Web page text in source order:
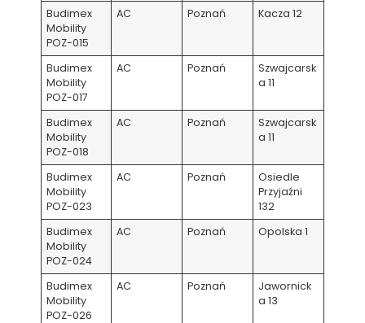
Budimex
Mobility
POZ-015
AC Poznań Kacza 12
Budimex
Mobility
POZ-017
AC Poznań
Szwajcarsk
a 11
Budimex
Mobility
POZ-018
AC Poznań
Szwajcarsk
a 11
Budimex
Mobility
POZ-023
AC Poznań
Osiedle
Przyjaźni
132
Budimex
Mobility
POZ-024
AC Poznań Opolska 1
Budimex
Mobility
POZ-026
AC Poznań
Jawornick
a 13